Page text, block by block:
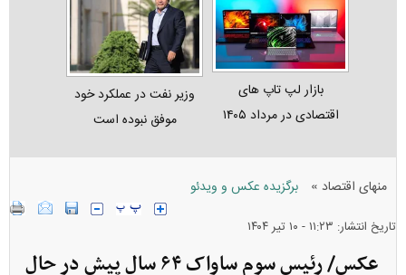
بازار لپ‌ تاپ‌ های
اقتصادی در مرداد ۱۴۰۵
وزیر نفت در عملکرد خود
موفق نبوده است
منهای اقتصاد » برگزیده عکس و ویدئو
تاریخ انتشار: ۱۱:۲۳ - ۱۰ تير ۱۴۰۴
عکس/ رئیس سوم ساواک ۶۴ سال پیش در حال